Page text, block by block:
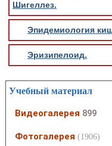
Шигеллез.
Эпидемиология
Эризипелоид.
Учебный материал
Видеогалерея 899
Фотогалерея (1906)